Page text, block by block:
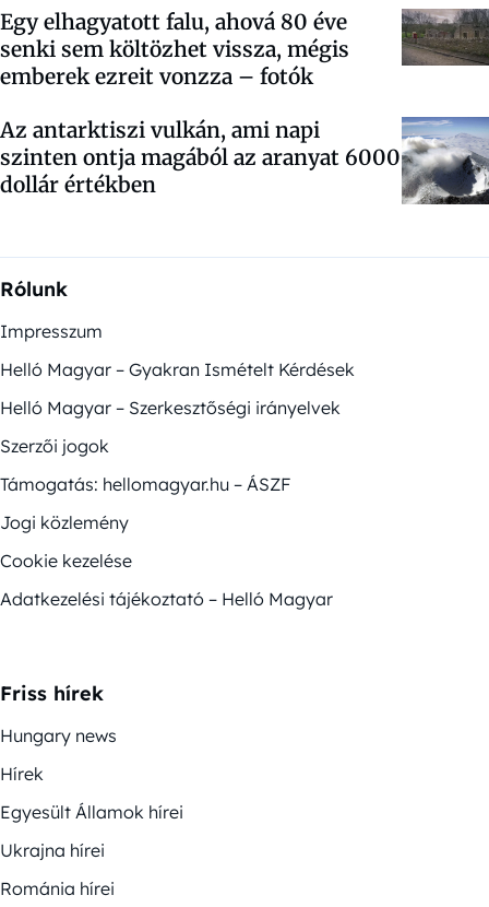
Egy elhagyatott falu, ahová 80 éve
senki sem költözhet vissza, mégis
emberek ezreit vonzza – fotók
Az antarktiszi vulkán, ami napi
szinten ontja magából az aranyat 6000
dollár értékben
Rólunk
Impresszum
Helló Magyar – Gyakran Ismételt Kérdések
Helló Magyar – Szerkesztőségi irányelvek
Szerzői jogok
Támogatás: hellomagyar.hu – ÁSZF
Jogi közlemény
Cookie kezelése
Adatkezelési tájékoztató – Helló Magyar
Friss hírek
Hungary news
Hírek
Egyesült Államok hírei
Ukrajna hírei
Románia hírei